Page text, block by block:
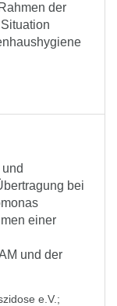
der
bei
einer
und der
e.V. ;